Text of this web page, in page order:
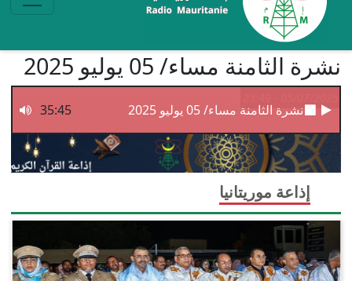
نشرة الثامنة مساء/ 05 يوليو 2025
نشرة الثامنة مساء/ 05 يوليو 2025 35:45
إذاعة موريتانيا